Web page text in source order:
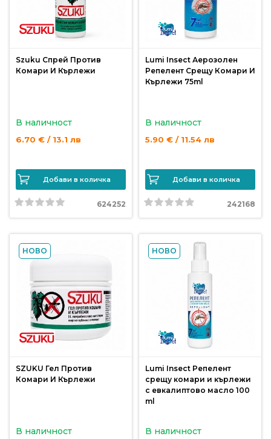
продукти
Захранки
и
Макари
Аксесоари
Влакна
риболов
Куки
за
Szuku Спрей Против
Комари И Кърлежи
В наличност
6.70 € / 13.1 лв
Добави в количка
624252
Lumi Insect Аерозолен
Репелент Срещу Комари И
Кърлежи 75ml
В наличност
5.90 € / 11.54 лв
Добави в количка
242168
НОВО
SZUKU Гел Против
Комари И Кърлежи
В наличност
НОВО
Lumi Insect Репелент
срещу комари и кърлежи
с евкалиптово масло 100
ml
В наличност